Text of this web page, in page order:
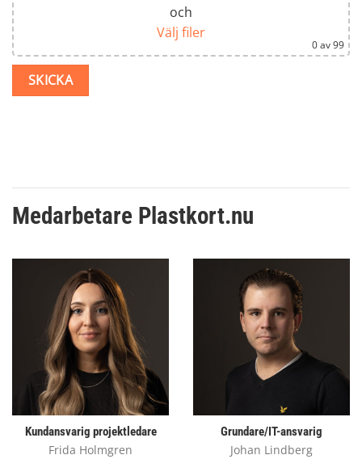
och
Välj filer
0av 99
Medarbetare Plastkort.nu
Kundansvarig projektledare
Frida Holmgren
Grundare/IT-ansvarig
Johan Lindberg